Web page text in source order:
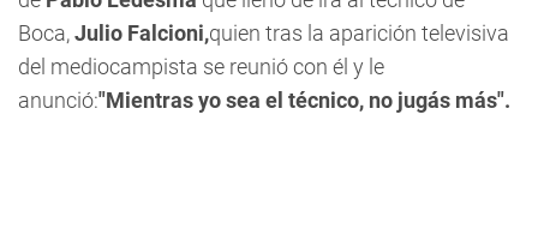
Boca,Julio Falcioni,quien tras la aparición televisiva
del mediocampista se reunió con él y le
anunció:"Mientras yo sea el técnico, no jugás más".